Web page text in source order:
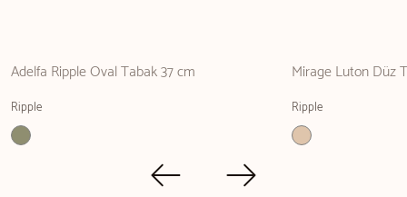
Adelfa Ripple Oval Tabak 37 cm
Ripple
Mirage Luton Düz
Ripple